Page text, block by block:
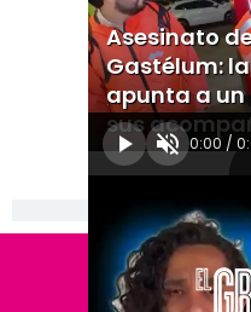
Asesinato
Gastélum:
apunta a un
sus
0:00 /